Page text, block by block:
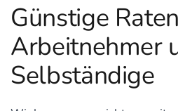
Günstige
Arbeitnehmer
Selbständige